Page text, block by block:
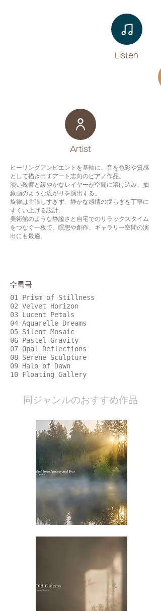
Listen​
​Artist
ヒーリングアンビエントを基軸に、音を色彩や質感
として描き出すアート志向のピアノ作品。
淡い残響と緩やかなレイヤーが空間に溶け込み、抽
象画のような広がりを演出する。
旋律は主張しすぎず、静かな感情の揺らぎを丁寧に
すくい上げる設計。
美術館のような静謐さと自宅でのリラックスタイム
をつなぐ一枚で、瞑想や創作、ギャラリー空間の演
出にも最適。
수록곡
01 Prism of Stillness
02 Velvet Horizon
03 Lucent Petals
04 Aquarelle Dreams
05 Silent Mosaic
06 Pastel Gravity
07 Opal Reflections
08 Serene Sculpture
09 Halo of Dawn
10 Floating Gallery
​同ジャンルのおすすめ作品